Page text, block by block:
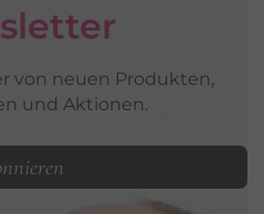
von neuen Produkten,
und Aktionen.